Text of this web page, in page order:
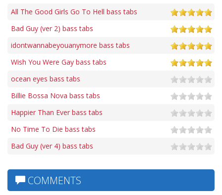
All The Good Girls Go To Hell bass tabs
Bad Guy (ver 2) bass tabs
idontwannabeyouanymore bass tabs
Wish You Were Gay bass tabs
ocean eyes bass tabs
Billie Bossa Nova bass tabs
Happier Than Ever bass tabs
No Time To Die bass tabs
Bad Guy (ver 4) bass tabs
COMMENTS